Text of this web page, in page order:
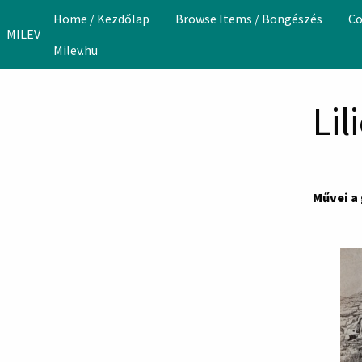
MILEV
Home / Kezdőlap Browse Items / Böngészés
Milev.hu
Művei